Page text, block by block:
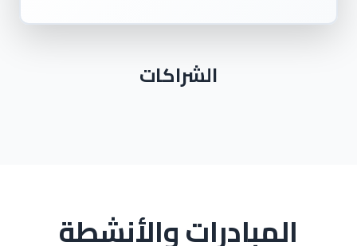
الشراكات
المبادرات والأنشطة